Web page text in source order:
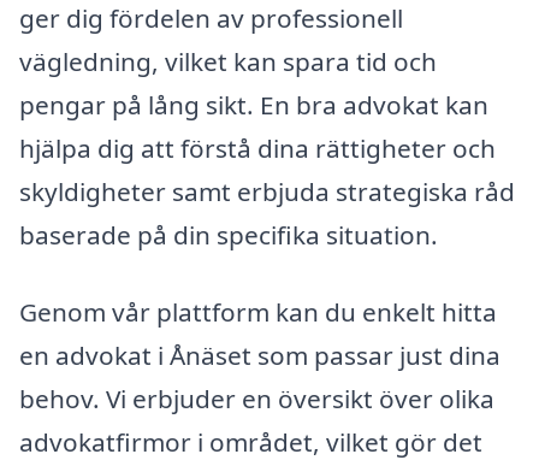
ger dig fördelen av professionell
vägledning, vilket kan spara tid och
pengar på lång sikt. En bra advokat kan
hjälpa dig att förstå dina rättigheter och
skyldigheter samt erbjuda strategiska råd
baserade på din specifika situation.
Genom vår plattform kan du enkelt hitta
en advokat i Ånäset som passar just dina
behov. Vi erbjuder en översikt över olika
advokatfirmor i området, vilket gör det